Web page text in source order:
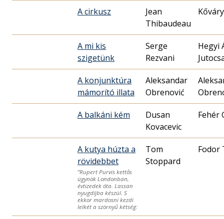
A cirkusz
Jean
Thibaudeau
A mi kis
szigetünk
Serge
Rezvani
Hegyi
A konjunktúra
mámorító illata
Aleksandar
Obrenović
A balkáni kém
Dusan
Kovacevic
Fehér
A kutya húzta a
rövidebbet
”Rupert Purvis kettős
ügynök Londonban,
évtizedek óta. Lassan
nyugdíjba készül. S
ekkor mardosni kezdi
lelkét a szörnyű kétség:
Tom
Stoppard
Fodor